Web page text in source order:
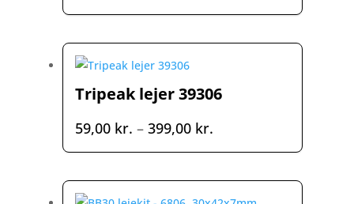
Tripeak lejer 39306
59,00 kr. – 399,00 kr.Prisinterval:
59,00 kr.